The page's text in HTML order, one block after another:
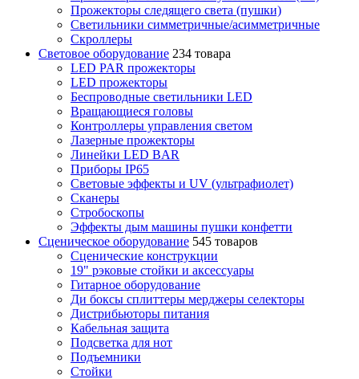
Прожекторы следящего света (пушки)
Светильники симметричные/асимметричные
Скроллеры
Световое оборудование 234 товара
LED PAR прожекторы
LED прожекторы
Беспроводные светильники LED
Вращающиеся головы
Контроллеры управления светом
Лазерные прожекторы
Линейки LED BAR
Приборы IP65
Световые эффекты и UV (ультрафиолет)
Сканеры
Стробоскопы
Эффекты дым машины пушки конфетти
Сценическое оборудование 545 товаров
Сценические конструкции
19" рэковые стойки и аксесcуары
Гитарное оборудование
Ди боксы сплиттеры мерджеры селекторы
Дистрибьюторы питания
Кабельная защита
Подсветка для нот
Подъемники
Стойки